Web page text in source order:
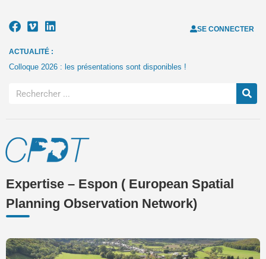
SE CONNECTER
ACTUALITÉ :
Colloque 2026 : les présentations sont disponibles !
Expertise – Espon ( European Spatial
Planning Observation Network)